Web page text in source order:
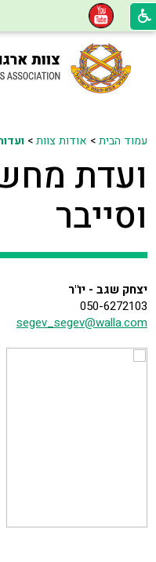
עמוד הבית> אודות צוות>
ועדת
וסייבר
יצחק שגב - יו"ר
050-6272103
segev_segev@walla.com